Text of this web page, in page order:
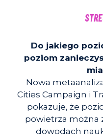
Do jakiego
poziom
Nowa
Cities Campaign i
pokazuje, że
powietrza można
dowodach